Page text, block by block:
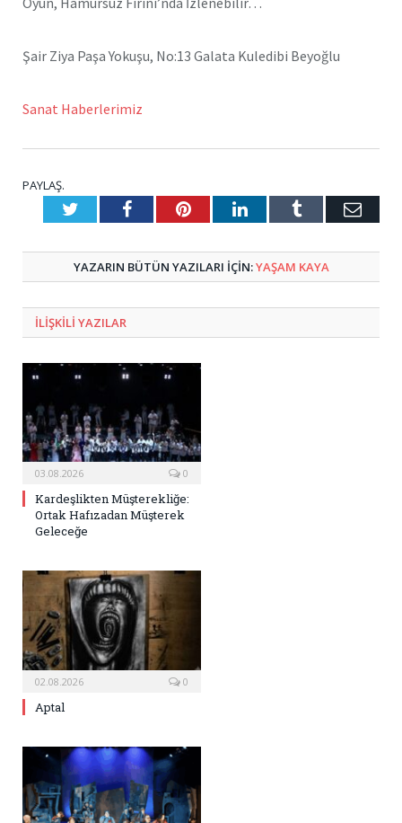
Şair Ziya Paşa Yokuşu, No:13 Galata Kuledibi Beyoğlu
Sanat Haberlerimiz
PAYLAŞ.
TwitterFacebookPinterestLinkedInTumblr E-
YAZARIN BÜTÜN YAZILARI IÇIN:YAŞAM KAYA
ILIŞKILI YAZILAR
03.08.2026 0
Kardeşlikten Müşterekliğe:
Ortak Hafızadan Müşterek
Geleceğe
02.08.2026 0
Aptal